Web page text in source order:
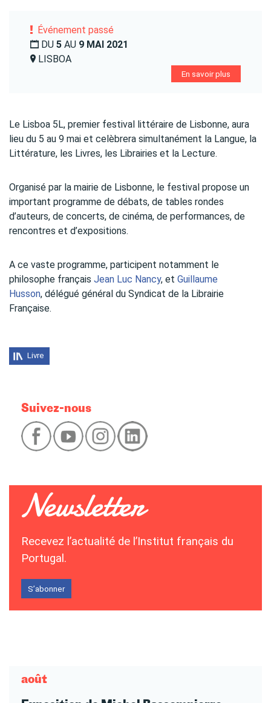
Événement passé
DU 5 AU 9 MAI 2021
LISBOA
En savoir plus
Le Lisboa 5L, premier festival littéraire de Lisbonne, aura
lieu du 5 au 9 mai et celèbrera simultanément la Langue, la
Littérature, les Livres, les Librairies et la Lecture.
Organisé par la mairie de Lisbonne, le festival propose un
important programme de débats, de tables rondes
d’auteurs, de concerts, de cinéma, de performances, de
rencontres et d’expositions.
A ce vaste programme, participent notamment le
philosophe français Jean Luc Nancy, et Guillaume
Husson, délégué général du Syndicat de la Librairie
Française.
Livre
Suivez-nous
Recevez l’actualité de l’Institut français du
Portugal.
S’abonner
août